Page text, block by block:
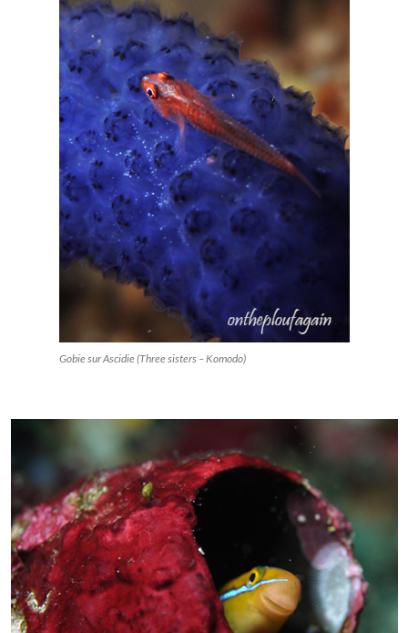
Gobie sur Ascidie (Three sisters – Komodo)